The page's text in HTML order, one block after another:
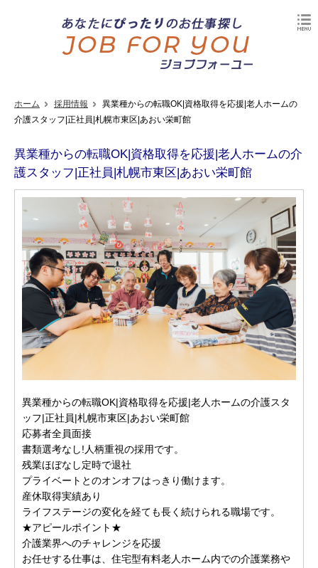
ホーム 採用情報
異業種からの転職OK|資格取得を応援|老人ホームの
介護スタッフ|正社員|札幌市東区|あおい栄町館
異業種からの転職OK|資格取得を応援|老人ホームの介
護スタッフ|正社員|札幌市東区|あおい栄町館
異業種からの転職OK|資格取得を応援|老人ホームの介護スタ
ッフ|正社員|札幌市東区|あおい栄町館
応募者全員面接
書類選考なし!人柄重視の採用です。
残業ほぼなし定時で退社
プライベートとのオンオフはっきり働けます。
産休取得実績あり
ライフステージの変化を経ても長く続けられる職場です。
★アピールポイント★
介護業界へのチャレンジを応援
お任せする仕事は、住宅型有料老人ホーム内での介護業務や